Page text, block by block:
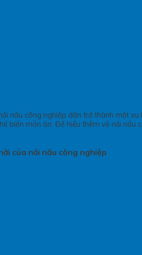
nấu công nghiệp dần trở thành một
biến món ăn. Để hiểu thêm về nồi
của nồi nấu công nghiệp